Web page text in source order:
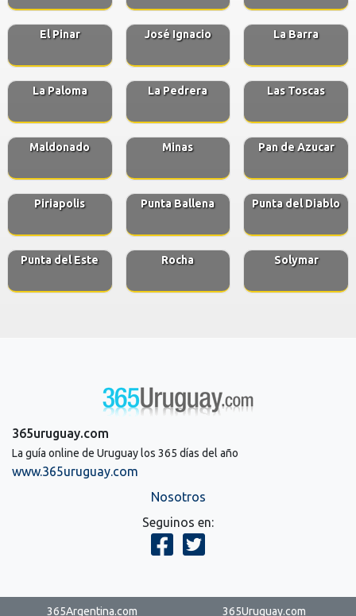
El Pinar José Ignacio La Barra
La Paloma La Pedrera Las Toscas
Maldonado Minas Pan de Azucar
Piriapolis Punta Ballena Punta del Diablo
Punta del Este Rocha Solymar
365uruguay.com
La guía online de Uruguay los 365 días del año
www.365uruguay.com
Nosotros
Seguinos en:
365Argentina.com 365Uruguay.com